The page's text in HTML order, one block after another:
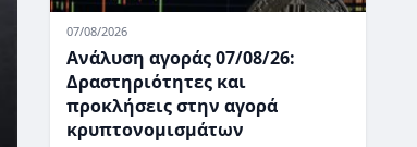
07/08/2026
Ανάλυση αγοράς 07/08/26:
Δραστηριότητες και
προκλήσεις στην αγορά
κρυπτονομισμάτων